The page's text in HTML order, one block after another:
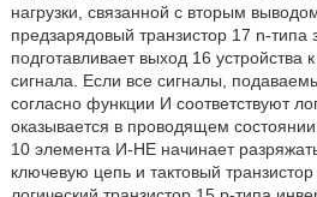
нагрузки, связанной с вторым
предзарядовый транзистор 17 n-типа
подготавливает выход 16
сигнала. Если все сигналы,
согласно функции И соответствуют
оказывается в проводящем
10 элемента И-НЕ начинает
ключевую цепь и тактовый